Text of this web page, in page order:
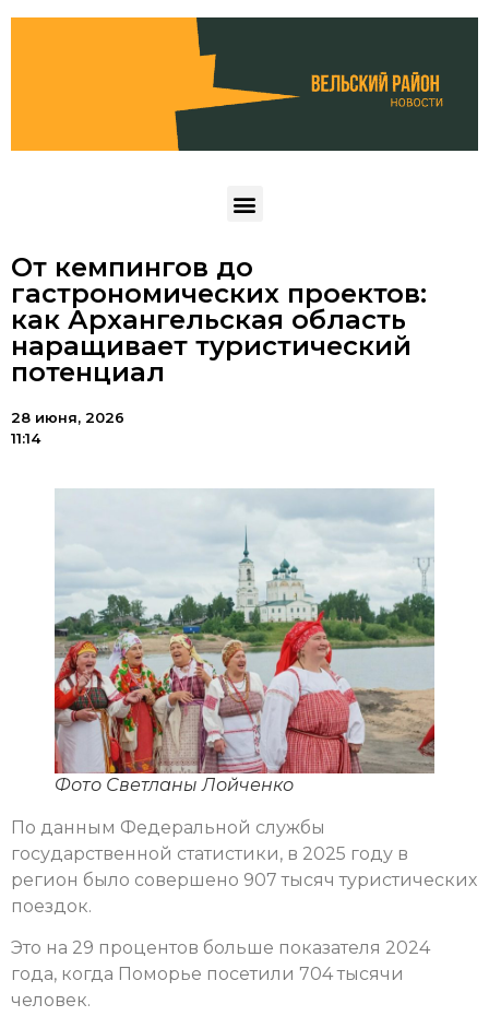
От кемпингов до
гастрономических проектов:
как Архангельская область
наращивает туристический
потенциал
28 июня, 2026
11:14
Фото Светланы Лойченко
По данным Федеральной службы
государственной статистики, в 2025 году в
регион было совершено 907 тысяч туристических
поездок.
Это на 29 процентов больше показателя 2024
года, когда Поморье посетили 704 тысячи
человек.